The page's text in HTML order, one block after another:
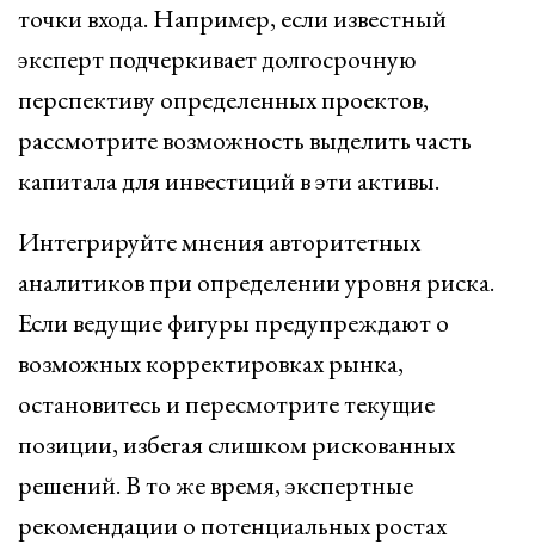
точки входа. Например, если известный
эксперт подчеркивает долгосрочную
перспективу определенных проектов,
рассмотрите возможность выделить часть
капитала для инвестиций в эти активы.
Интегрируйте мнения авторитетных
аналитиков при определении уровня риска.
Если ведущие фигуры предупреждают о
возможных корректировках рынка,
остановитесь и пересмотрите текущие
позиции, избегая слишком рискованных
решений. В то же время, экспертные
рекомендации о потенциальных ростах